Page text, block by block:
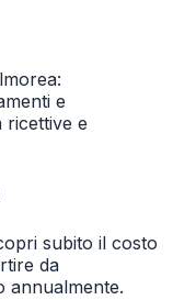
e
ricettive e
subito il costo
da
annualmente.